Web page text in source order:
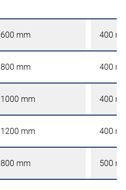
600 mm 400
800 mm 400
1000 mm 400
1200 mm 400
800 mm 500